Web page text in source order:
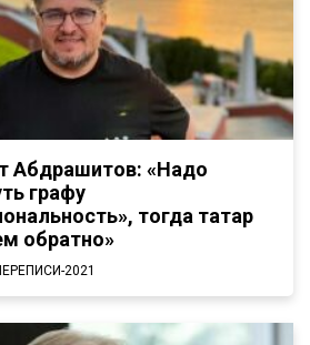
Абдрашитов: «Надо
графу
тогда татар
обратно»
2021